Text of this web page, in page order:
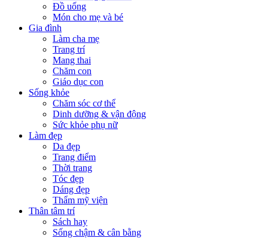
Đồ uống
Món cho mẹ và bé
Gia đình
Làm cha mẹ
Trang trí
Mang thai
Chăm con
Giáo dục con
Sống khỏe
Chăm sóc cơ thể
Dinh dưỡng & vận động
Sức khỏe phụ nữ
Làm đẹp
Da đẹp
Trang điểm
Thời trang
Tóc đẹp
Dáng đẹp
Thẩm mỹ viện
Thân tâm trí
Sách hay
Sống chậm & cân bằng